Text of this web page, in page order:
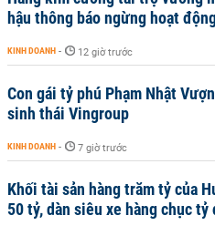
hậu thông báo ngừng hoạt
KINH DOANH - 12 giờ trước
Con gái tỷ phú Phạm Nhật
sinh thái Vingroup
KINH DOANH - 7 giờ trước
Khối tài sản hàng trăm tỷ của
50 tỷ, dàn siêu xe hàng chục